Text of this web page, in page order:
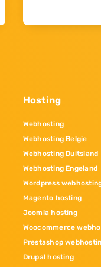
Hosting
Webhosting
Webhosting Belgie
Webhosting Duitsland
Webhosting Engeland
Wordpress
Magento hosting
Joomla hosting
Woocommerce
Prestashop
Drupal hosting